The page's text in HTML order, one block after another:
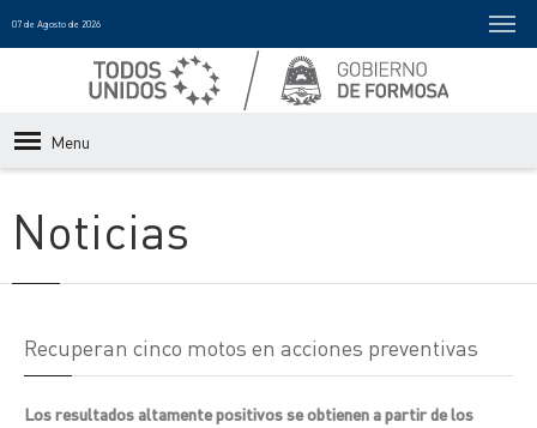
07 de Agosto de 2026
Menu
Noticias
Recuperan cinco motos en acciones preventivas
Los resultados altamente positivos se obtienen a partir de los